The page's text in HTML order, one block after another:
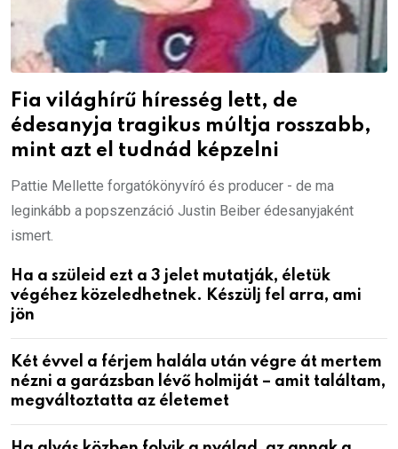
Fia világhírű híresség lett, de
édesanyja tragikus múltja rosszabb,
mint azt el tudnád képzelni
Pattie Mellette forgatókönyvíró és producer - de ma
leginkább a popszenzáció Justin Beiber édesanyjaként
ismert.
Ha a szüleid ezt a 3 jelet mutatják, életük
végéhez közeledhetnek. Készülj fel arra, ami
jön
Két évvel a férjem halála után végre át mertem
nézni a garázsban lévő holmiját – amit találtam,
megváltoztatta az életemet